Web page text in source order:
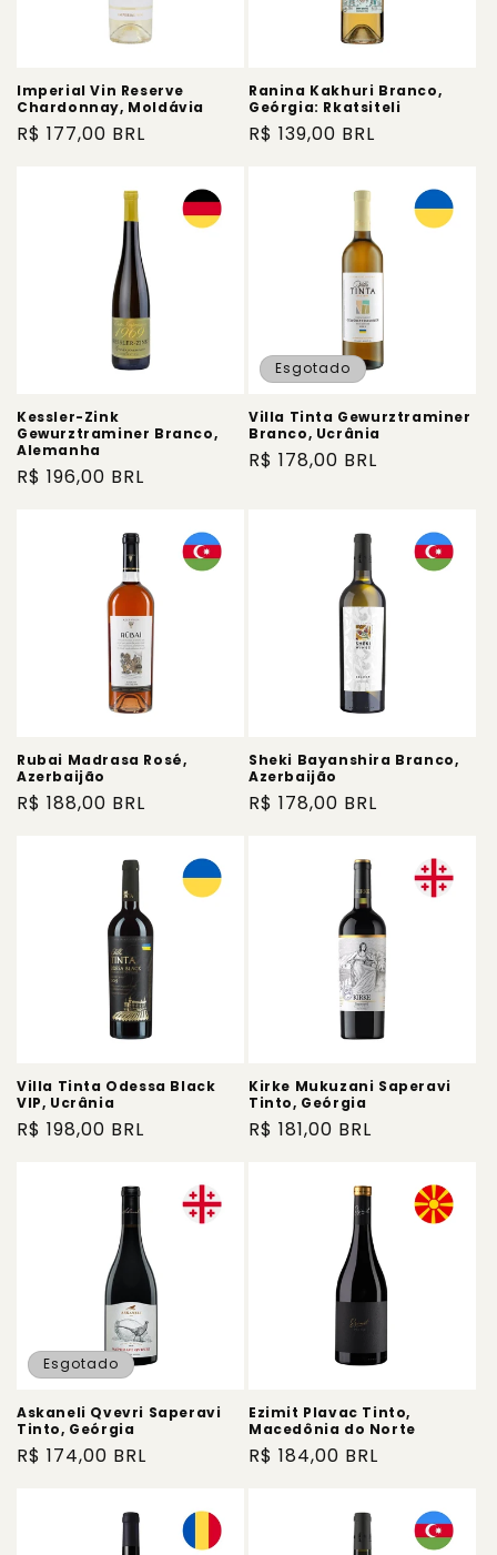
Imperial Vin Reserve
Chardonnay, Moldávia
Preço
R$ 177,00 BRL
Ranina Kakhuri Branco,
Geórgia: Rkatsiteli
Preço
R$ 139,00 BRL
Kessler-Zink
Gewurztraminer Branco,
Alemanha
Preço
R$ 196,00 BRL
Esgotado
Villa Tinta Gewurztraminer
Branco, Ucrânia
Preço
R$ 178,00 BRL
Rubai Madrasa Rosé,
Azerbaijão
Preço
R$ 188,00 BRL
Sheki Bayanshira Branco,
Azerbaijão
Preço
R$ 178,00 BRL
Villa Tinta Odessa Black
VIP, Ucrânia
Preço
R$ 198,00 BRL
Kirke Mukuzani Saperavi
Tinto, Geórgia
Preço
R$ 181,00 BRL
Esgotado
Askaneli Qvevri Saperavi
Tinto, Geórgia
Preço
R$ 174,00 BRL
Ezimit Plavac Tinto,
Macedônia do Norte
Preço
R$ 184,00 BRL